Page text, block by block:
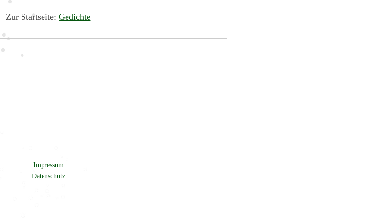
Zur Startseite:Gedichte
Impressum
Datenschutz